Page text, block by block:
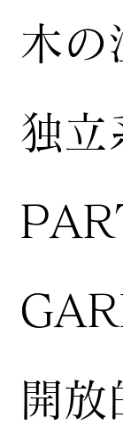
木の
独立
開放